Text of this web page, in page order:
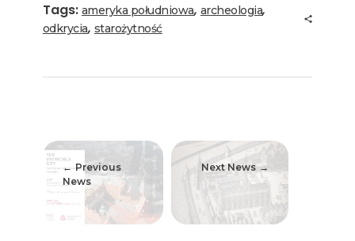
Tags: ameryka południowa, archeologia,
odkrycia, starożytność
Previous
News
Next News